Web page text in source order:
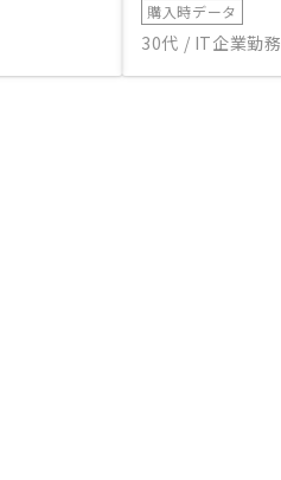
購入時データ
30代 / IT企業勤務